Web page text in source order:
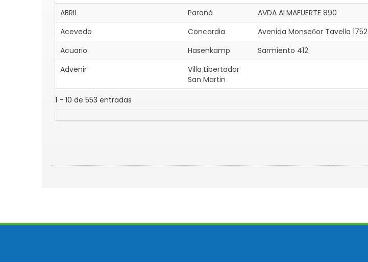
ABRIL
Paraná AVDA ALMAFUERTE 890
Acevedo
Concordia Avenida Monseбor Tavella 1752
Acuario
Hasenkamp Sarmiento 412
Advenir
Villa Libertador
San Martin
1 - 10 de 553 entradas